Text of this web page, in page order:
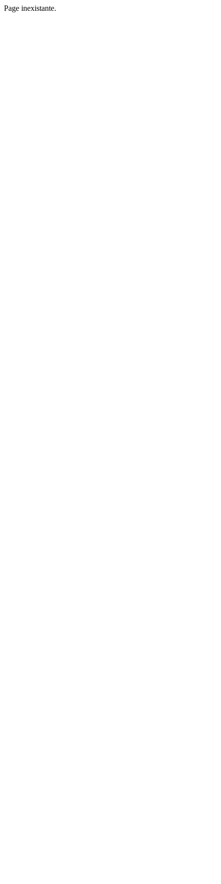
Page inexistante.